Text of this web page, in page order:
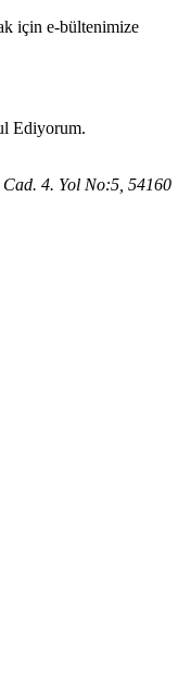
için e-bültenimize
Ediyorum.
4. Yol No:5, 54160